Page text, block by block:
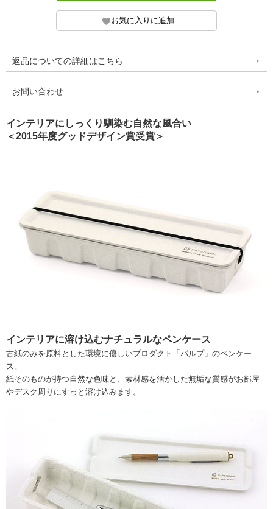
返品についての詳細はこちら
お問い合わせ
インテリアにしっくり馴染む自然な風合い
＜2015年度グッドデザイン賞受賞＞
インテリアに溶け込むナチュラルなペンケース
古紙のみを原料とした環境に優しいプロダクト「パルプ」のペンケー
ス。
紙そのものが持つ自然な色味と、素材感を活かした無垢な質感がお部屋
やデスク周りにすっと溶け込みます。